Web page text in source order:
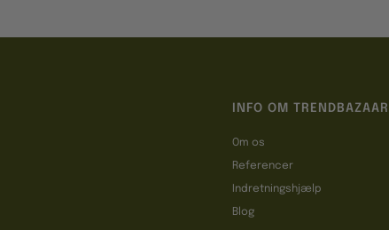
INFO OM TRENDBAZAAR
Om os
Referencer
Indretningshjælp
Blog